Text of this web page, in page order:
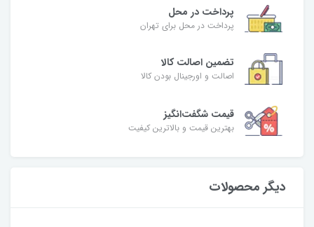
پرداخت در محل
پرداخت در محل برای تهران
تضمین اصالت کالا
اصالت و اورجینال بودن کالا
قیمت شگفت‌انگیز
بهترین قیمت و بالاترین کیفیت
دیگر محصولات